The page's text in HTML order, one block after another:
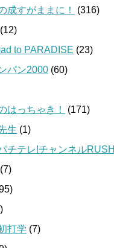
成すがままに！
(316)
(12)
to PARADISE (23)
パン2000 (60)
はっちゃき！
(171)
生 (1)
チテレ!チャンネルRUSH
(7)
打学 (7)